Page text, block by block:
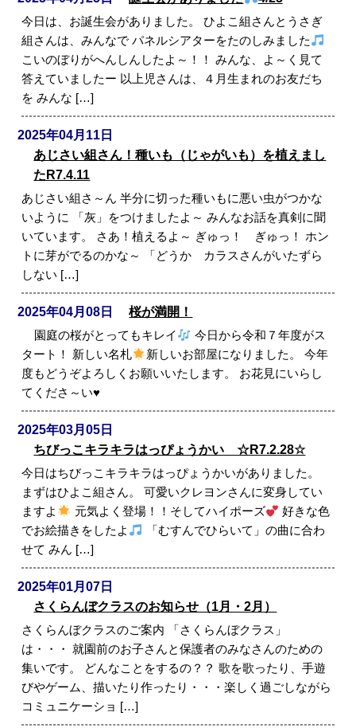
今日は、お誕生会がありました。 ひよこ組さんとうさぎ
組さんは、みんなで パネルシアターをたのしみました
こいのぼりがへんしんしたよ～！！ みんな、よ～く見て
答えていましたー 以上児さんは、４月生まれのお友だち
を みんな […]
2025年04月11日
あじさい組さん！種いも（じゃがいも）を植えまし
たR7.4.11
あじさい組さ～ん 半分に切った種いもに悪い虫がつかな
いように 「灰」をつけましたよ～ みんなお話を真剣に聞
いています。 さあ！植えるよ～ ぎゅっ！ ぎゅっ！ ホン
トに芽がでるのかな～ 「どうか カラスさんがいたずら
しない […]
2025年04月08日
桜が満開！
園庭の桜がとってもキレイ
今日から令和７年度がス
タート！ 新しい名札
新しいお部屋になりました。 今年
度もどうぞよろしくお願いいたします。 お花見にいらし
てくださ～い♥
2025年03月05日
ちびっこキラキラはっぴょうかい ☆R7.2.28☆
今日はちびっこキラキラはっぴょうかいがありました。
まずはひよこ組さん。 可愛いクレヨンさんに変身してい
ますよ
元気よく登場！！そしてハイポーズ
好きな色
でお絵描きをしたよ
「むすんでひらいて」の曲に合わ
せて みん […]
2025年01月07日
さくらんぼクラスのお知らせ（1月・2月）
さくらんぼクラスのご案内 「さくらんぼクラス」
は・・・ 就園前のお子さんと保護者のみなさんのための
集いです。 どんなことをするの？？ 歌を歌ったり、手遊
びやゲーム、描いたり作ったり・・・楽しく過ごしながら
コミュニケーショ […]